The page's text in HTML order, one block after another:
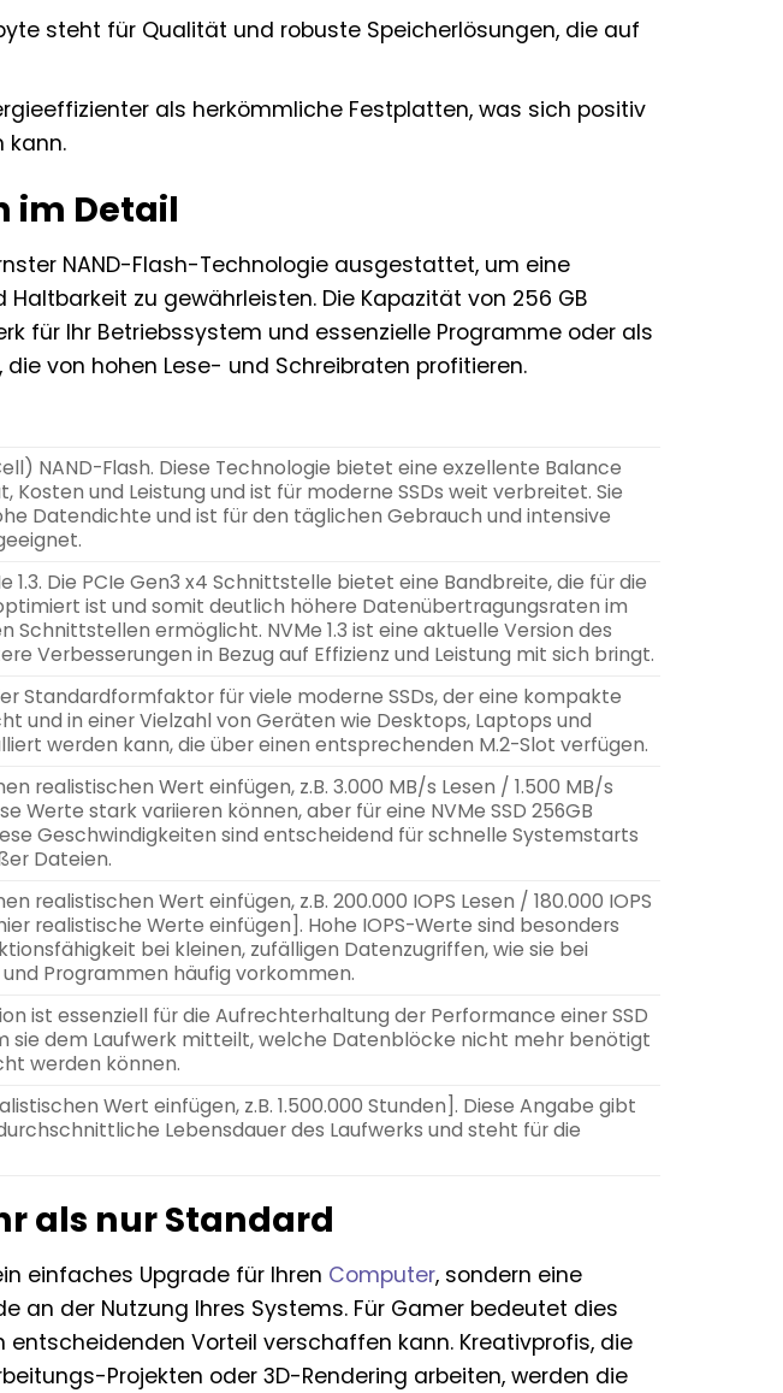
steht für Qualität und robuste Speicherlösungen, die auf
als herkömmliche Festplatten, was sich positiv
kann.
im Detail
NAND-Flash-Technologie ausgestattet, um eine
zu gewährleisten. Die Kapazität von 256 GB
für Ihr Betriebssystem und essenzielle Programme oder als
von hohen Lese- und Schreibraten profitieren.
NAND-Flash. Diese Technologie bietet eine exzellente Balance
Kosten und Leistung und ist für moderne SSDs weit verbreitet. Sie
Datendichte und ist für den täglichen Gebrauch und intensive
1.3. Die PCIe Gen3 x4 Schnittstelle bietet eine Bandbreite, die für die
ist und somit deutlich höhere Datenübertragungsraten im
Schnittstellen ermöglicht. NVMe 1.3 ist eine aktuelle Version des
Verbesserungen in Bezug auf Effizienz und Leistung mit sich bringt.
Standardformfaktor für viele moderne SSDs, der eine kompakte
und in einer Vielzahl von Geräten wie Desktops, Laptops und
werden kann, die über einen entsprechenden M.2-Slot verfügen.
realistischen Wert einfügen, z.B. 3.000 MB/s Lesen / 1.500 MB/s
Werte stark variieren können, aber für eine NVMe SSD 256GB
Geschwindigkeiten sind entscheidend für schnelle Systemstarts
Dateien.
realistischen Wert einfügen, z.B. 200.000 IOPS Lesen / 180.000 IOPS
realistische Werte einfügen]. Hohe IOPS-Werte sind besonders
bei kleinen, zufälligen Datenzugriffen, wie sie bei
Programmen häufig vorkommen.
ist essenziell für die Aufrechterhaltung der Performance einer SSD
sie dem Laufwerk mitteilt, welche Datenblöcke nicht mehr benötigt
werden können.
Wert einfügen, z.B. 1.500.000 Stunden]. Diese Angabe gibt
Lebensdauer des Laufwerks und steht für die
als nur Standard
einfaches Upgrade für Ihren Computer, sondern eine
an der Nutzung Ihres Systems. Für Gamer bedeutet dies
entscheidenden Vorteil verschaffen kann. Kreativprofis, die
Projekten oder 3D-Rendering arbeiten, werden die